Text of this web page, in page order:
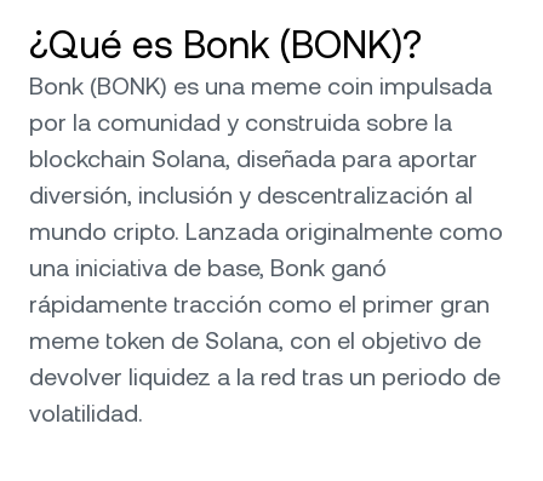
¿Qué es Bonk (BONK)?
Bonk (BONK) es una meme coin impulsada
por la comunidad y construida sobre la
blockchain Solana, diseñada para aportar
diversión, inclusión y descentralización al
mundo cripto. Lanzada originalmente como
una iniciativa de base, Bonk ganó
rápidamente tracción como el primer gran
meme token de Solana, con el objetivo de
devolver liquidez a la red tras un periodo de
volatilidad.